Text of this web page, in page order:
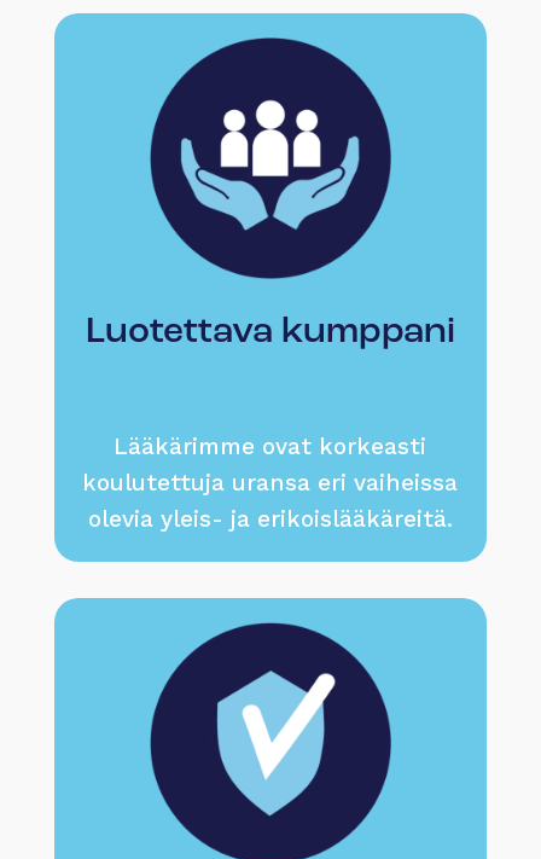
Luotettava kumppani
Lääkärimme ovat korkeasti
koulutettuja uransa eri vaiheissa
olevia yleis- ja erikoislääkäreitä.